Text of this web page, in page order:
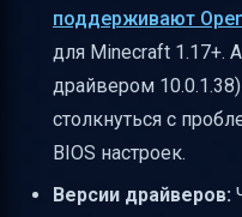
поддерживают
для Minecraft 1.17+.
драйвером
столкнуться с
BIOS настроек.
Версии драйверов: